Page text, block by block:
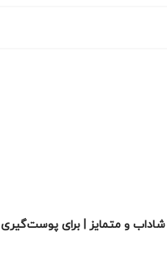
و متمایز | برای پوست‌گیری